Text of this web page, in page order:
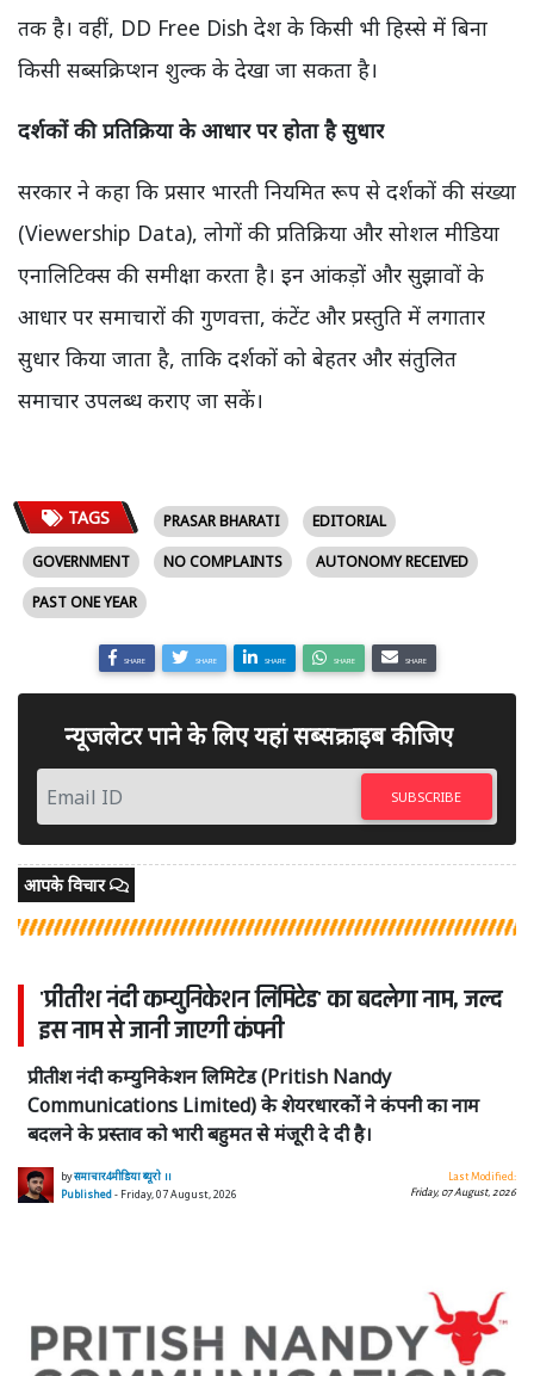
तक है। वहीं, DD Free Dish देश के किसी भी हिस्से में बिना
किसी सब्सक्रिप्शन शुल्क के देखा जा सकता है।
दर्शकों की प्रतिक्रिया के आधार पर होता है सुधार
सरकार ने कहा कि प्रसार भारती नियमित रूप से दर्शकों की संख्या
(Viewership Data), लोगों की प्रतिक्रिया और सोशल मीडिया
एनालिटिक्स की समीक्षा करता है। इन आंकड़ों और सुझावों के
आधार पर समाचारों की गुणवत्ता, कंटेंट और प्रस्तुति में लगातार
सुधार किया जाता है, ताकि दर्शकों को बेहतर और संतुलित
समाचार उपलब्ध कराए जा सकें।
TAGS PRASAR BHARATI
EDITORIAL
GOVERNMENT
NO COMPLAINTS
AUTONOMY RECEIVED
PAST ONE YEAR
SHARE SHARE SHARE SHARE SHARE
न्यूजलेटर पाने के लिए यहां सब्सक्राइब कीजिए
SUBSCRIBE
आपके विचार
'प्रीतीश नंदी कम्युनिकेशन लिमिटेड' का बदलेगा नाम, जल्द
इस नाम से जानी जाएगी कंपनी
प्रीतीश नंदी कम्युनिकेशन लिमिटेड (Pritish Nandy
Communications Limited) के शेयरधारकों ने कंपनी का नाम
बदलने के प्रस्ताव को भारी बहुमत से मंजूरी दे दी है।
byसमाचार4मीडिया ब्यूरो ।।
Published- Friday, 07 August, 2026
Last Modified:
Friday, 07 August, 2026